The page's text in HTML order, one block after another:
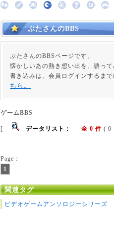
ぶたさんのBBS
ぶたさんのBBSページです。
懐かしいあの熱き想い出を、語って
書き込みは、会員ログインするまで
ちら。
ゲームBBS
[ データリスト： 全 0 件 (
Page：
1
関連タグ
ビデオゲームアンソロジーシリーズ